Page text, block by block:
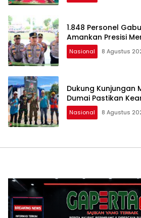
1.848 Personel
Amankan Presisi
Nasional 8 Agustus
Dukung Kunjungan
Dumai Pastikan
Nasional 8 Agustus